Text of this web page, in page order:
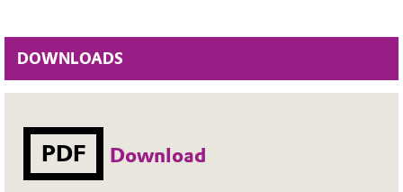
DOWNLOADS
PDF Download